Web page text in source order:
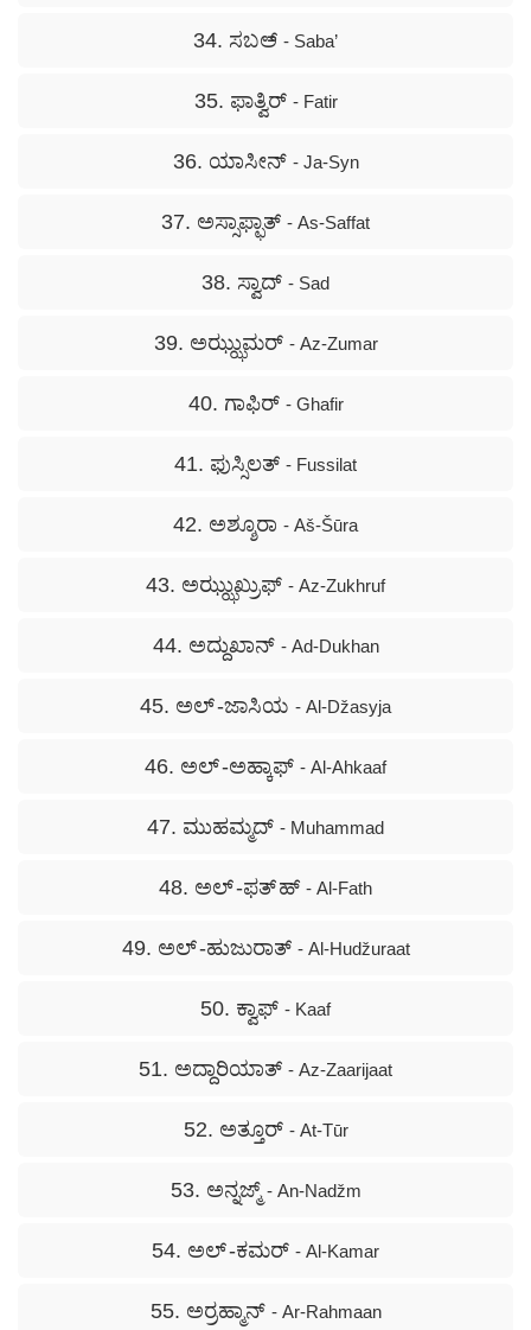
34. ಸಬಅ್ - Saba’
35. ಫಾತ್ವಿರ್ - Fatir
36. ಯಾಸೀನ್ - Ja-Syn
37. ಅಸ್ಸಾಫ್ಫಾತ್ - As-Saffat
38. ಸ್ವಾದ್ - Sad
39. ಅಝ್ಝುಮರ್ - Az-Zumar
40. ಗಾಫಿರ್ - Ghafir
41. ಫುಸ್ಸಿಲತ್ - Fussilat
42. ಅಶ್ಶೂರಾ - Aš-Šūra
43. ಅಝ್ಝುಖ್ರುಫ್ - Az-Zukhruf
44. ಅದ್ದುಖಾನ್ - Ad-Dukhan
45. ಅಲ್ -ಜಾಸಿಯ - Al-Džasyja
46. ಅಲ್ -ಅಹ್ಕಾಫ್ - Al-Ahkaaf
47. ಮುಹಮ್ಮದ್ - Muhammad
48. ಅಲ್ -ಫತ್ ಹ್ - Al-Fath
49. ಅಲ್ -ಹುಜುರಾತ್ - Al-Hudžuraat
50. ಕ್ವಾಫ್ - Kaaf
51. ಅದ್ದಾರಿಯಾತ್ - Az-Zaarijaat
52. ಅತ್ತೂರ್ - At-Tūr
53. ಅನ್ನಜ್ಮ್ - An-Nadžm
54. ಅಲ್ -ಕಮರ್ - Al-Kamar
55. ಅರ್‍ರಹ್ಮಾನ್ - Ar-Rahmaan